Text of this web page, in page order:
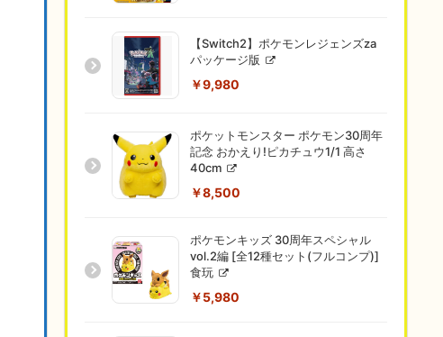
【Switch2】ポケモンレジェンズza
パッケージ版
￥9,980
ポケットモンスター ポケモン30周年
記念 おかえり!ピカチュウ1/1 高さ
40cm
￥8,500
ポケモンキッズ 30周年スペシャル
vol.2編 [全12種セット(フルコンプ)]
食玩
￥5,980